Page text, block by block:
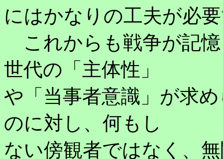
にはかなりの工夫が必
これからも戦争が記
世代の「主体性」
や「当事者意識」が求
のに対し、何もし
ない傍観者ではなく、